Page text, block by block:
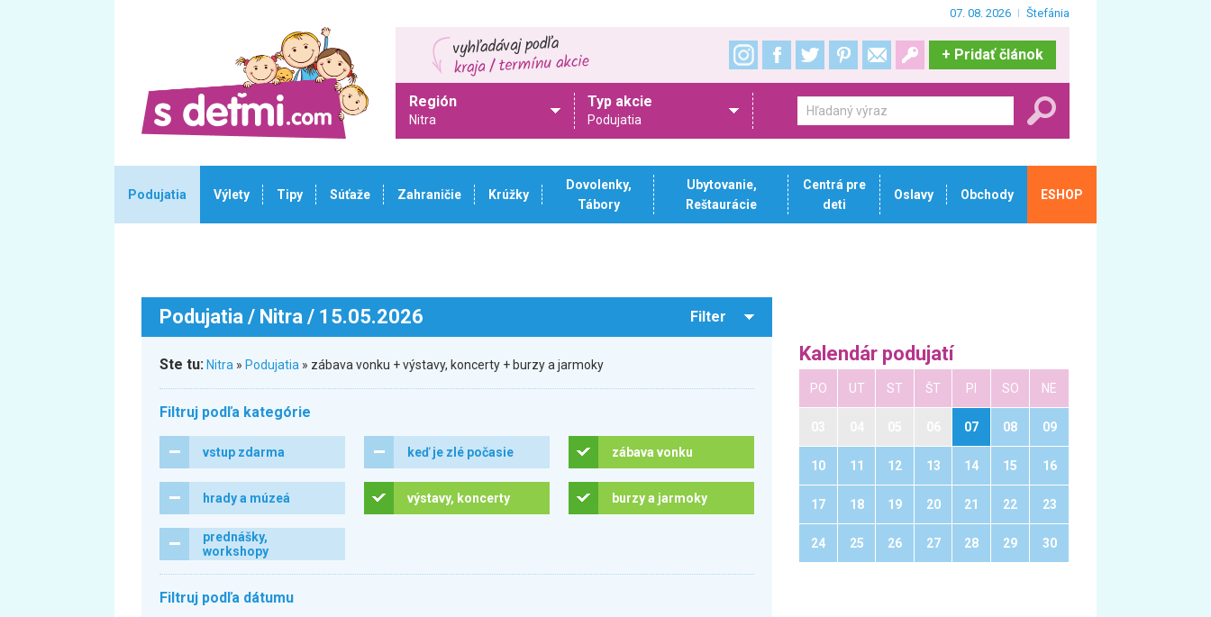
07. 08. 2026 Štefánia
+ Pridať článok
Región
Nitra
Typ akcie
Podujatia
Podujatia Výlety Tipy Súťaže Zahraničie Krúžky
Dovolenky,
Tábory
Ubytovanie,
Reštaurácie
Centrá pre
deti
Oslavy Obchody ESHOP
Podujatia / Nitra / 15.05.2026 Filter
Ste tu: Nitra » Podujatia » zábava vonku + výstavy, koncerty + burzy a jarmoky
Filtruj podľa kategórie
vstup zdarma keď je zlé počasie zábava vonku
hrady a múzeá výstavy, koncerty burzy a jarmoky
prednášky,
workshopy
Filtruj podľa dátumu
Kalendár podujatí
PO UT ST ŠT PI SO NE
07 08 09
10 11 12 13 14 15 16
17 18 19 20 21 22 23
24 25 26 27 28 29 30